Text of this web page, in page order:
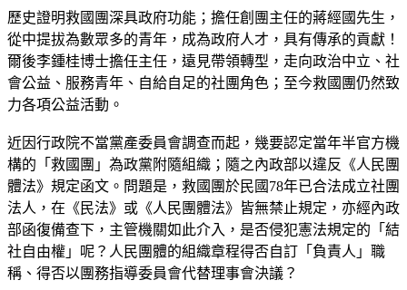
歷史證明救國團深具政府功能；擔任創團主任的蔣經國先生，
從中提拔為數眾多的青年，成為政府人才，具有傳承的貢獻！
爾後李鍾桂博士擔任主任，遠見帶領轉型，走向政治中立、社
會公益、服務青年、自給自足的社團角色；至今救國團仍然致
力各項公益活動。
近因行政院不當黨產委員會調查而起，幾要認定當年半官方機
構的「救國團」為政黨附隨組織；隨之內政部以違反《人民團
體法》規定函文。問題是，救國團於民國78年已合法成立社團
法人，在《民法》或《人民團體法》皆無禁止規定，亦經內政
部函復備查下，主管機關如此介入，是否侵犯憲法規定的「結
社自由權」呢？人民團體的組織章程得否自訂「負責人」職
稱、得否以團務指導委員會代替理事會決議？